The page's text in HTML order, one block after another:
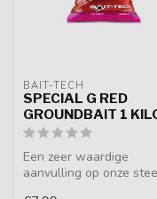
BAIT-TECH
SPECIAL G RED
GROUNDBAIT 1
Een zeer waardige
aanvulling op onze